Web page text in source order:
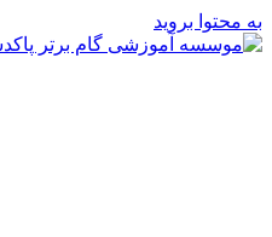
به محتوا بروید